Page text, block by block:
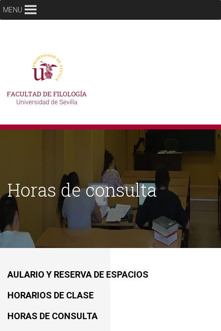
MENU
Horas de consulta
AULARIO Y RESERVA DE ESPACIOS
HORARIOS DE CLASE
HORAS DE CONSULTA